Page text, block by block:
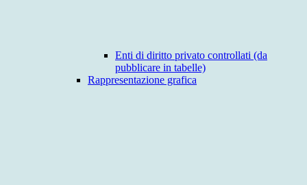
Enti di diritto privato controllati (da
pubblicare in tabelle)
Rappresentazione grafica